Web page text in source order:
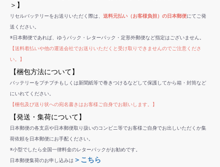
＞】
リセルバッテリーをお送りいただく際は、 送料元払い（お客様負担）の日本郵便にてご発
送ください。
※日本郵便であれば、ゆうパック・レターパック・定形外郵便など指定はございません。
【送料着払いや他の運送会社でお送りいただくと受け取りできませんのでご注意くださ
い。】
【梱包方法について】
バッテリーをプチプチもしくは新聞紙等で巻きつけるなどして保護してから箱・封筒など
にいれてください。
【梱包及び送り状への宛名書きはお客様ご自身でお願いします。】
【発送・集荷について】
日本郵便の各支店や日本郵便取り扱いのコンビニ等でお客様ご自身でお出しいただくか集
荷依頼を日本郵便にお手配ください。
※小型でしたら全国一律料金のレターパックがお勧めです。
日本郵便集荷のお申し込みは ＞こちら